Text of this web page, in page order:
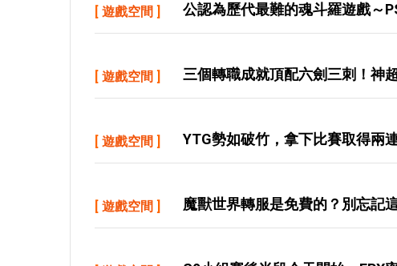
[ 遊戲空間 ] 公認為歷代最難的魂斗羅遊戲～
[ 遊戲空間 ] 三個轉職成就頂配六劍三刺！神
[ 遊戲空間 ] YTG勢如破竹，拿下比賽取得兩
[ 遊戲空間 ] 魔獸世界轉服是免費的？別忘記